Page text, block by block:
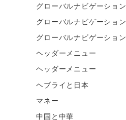
グローバルナビゲーション
グローバルナビゲーション
グローバルナビゲーション
ヘッダーメニュー
ヘッダーメニュー
ヘブライと日本
マネー
中国と中華